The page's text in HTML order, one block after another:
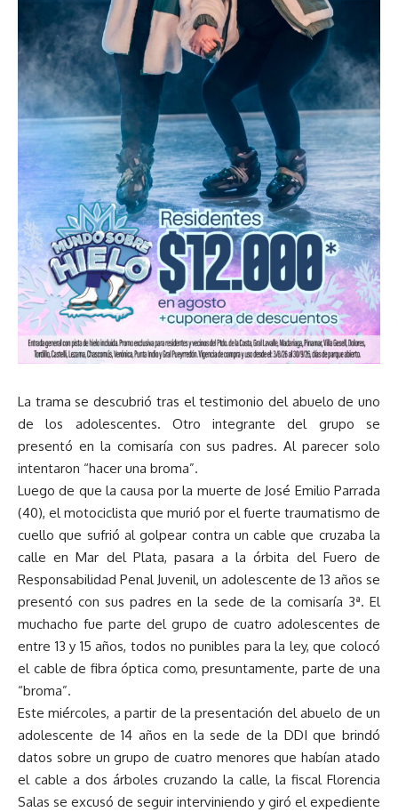
La trama se descubrió tras el testimonio del abuelo de uno
de los adolescentes. Otro integrante del grupo se
presentó en la comisaría con sus padres. Al parecer solo
intentaron “hacer una broma”.
Luego de que la causa por la muerte de José Emilio Parrada
(40), el motociclista que murió por el fuerte traumatismo de
cuello que sufrió al golpear contra un cable que cruzaba la
calle en Mar del Plata, pasara a la órbita del Fuero de
Responsabilidad Penal Juvenil, un adolescente de 13 años se
presentó con sus padres en la sede de la comisaría 3ª. El
muchacho fue parte del grupo de cuatro adolescentes de
entre 13 y 15 años, todos no punibles para la ley, que colocó
el cable de fibra óptica como, presuntamente, parte de una
“broma”.
Este miércoles, a partir de la presentación del abuelo de un
adolescente de 14 años en la sede de la DDI que brindó
datos sobre un grupo de cuatro menores que habían atado
el cable a dos árboles cruzando la calle, la fiscal Florencia
Salas se excusó de seguir interviniendo y giró el expediente